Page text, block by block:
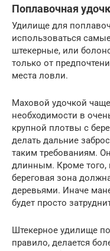
Поплавочная
Удилище для
использоваться
штекерные, или
только от
места ловли.
Маховой удочкой
необходимости в
крупной плотвы с
делать дальние
таким требованиям.
длинным. Кроме того,
береговая зона
деревьями. Иначе
будет просто
Штекерное удилище
правило, делается